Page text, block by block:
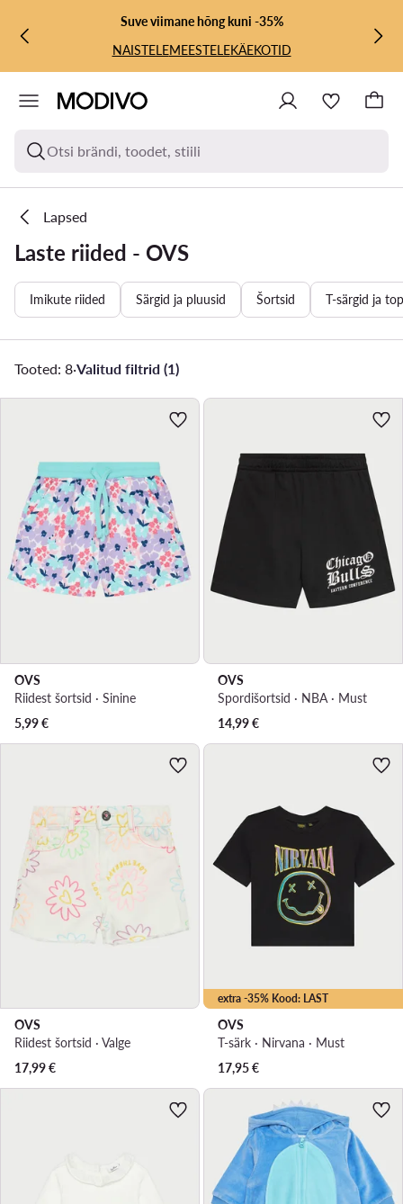
LIIGU PÕHISISU JUURDE
MINE OTSINGUSSESuve viimane hõng kuni -35%
NAISTELEMEESTELEKÄEKOTID
Otsi brändi, toodet, stiili
Lapsed
Laste riided - OVS
Imikute riided Särgid ja pluusid Šortsid T-särgid ja
Tooted: 8·Valitud filtrid (1)
OVS
Riidest šortsid · Sinine
5,99€
OVS
Spordišortsid · NBA · Must
14,99€
OVS
Riidest šortsid · Valge
17,99€
extra -35% Kood: LAST
OVS
T-särk · Nirvana · Must
17,95€